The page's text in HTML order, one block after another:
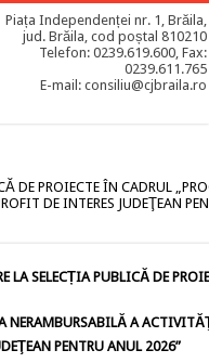
Piața Independenței nr. 1, Brăila,
jud. Brăila, cod poștal 810210
Telefon: 0239.619.600, Fax:
0239.611.765
E-mail: consiliu@cjbraila.ro
DE PROIECTE ÎN CADRUL
DE INTERES JUDEŢEAN
LA SELECȚIA PUBLICĂ DE
NERAMBURSABILĂ A
PENTRU ANUL 2026”